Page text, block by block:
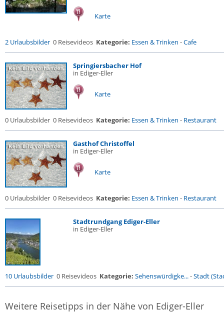
Karte
2 Urlaubsbilder 0 Reisevideos Kategorie: Essen & Trinken -Cafe
Springiersbacher Hof
in Ediger-Eller
Karte
0 Urlaubsbilder 0 Reisevideos Kategorie: Essen & Trinken - Restaurant
Gasthof Christoffel
in Ediger-Eller
Karte
0 Urlaubsbilder 0 Reisevideos Kategorie: Essen & Trinken - Restaurant
Stadtrundgang Ediger-Eller
in Ediger-Eller
10 Urlaubsbilder 0 Reisevideos Kategorie: Sehenswürdigke...-Stadt
Weitere Reisetipps in der Nähe von Ediger-Eller